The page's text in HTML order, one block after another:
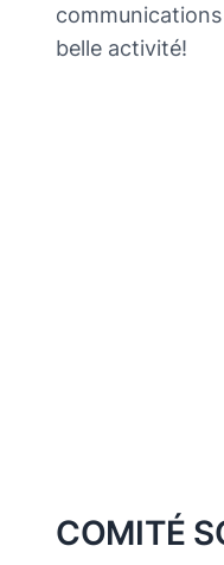
belle activité!
COMITÉ